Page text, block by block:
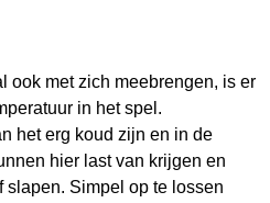
ook met zich meebrengen, is er
in het spel.
het erg koud zijn en in de
hier last van krijgen en
slapen. Simpel op te lossen